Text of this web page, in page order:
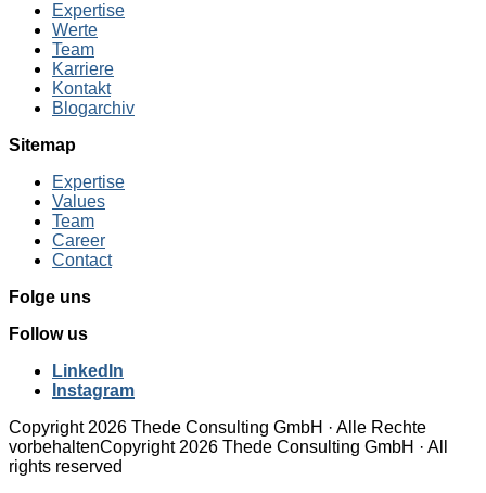
Expertise
Werte
Team
Karriere
Kontakt
Blogarchiv
Sitemap
Expertise
Values
Team
Career
Contact
Folge uns
Follow us
LinkedIn
Instagram
Copyright 2026 Thede Consulting GmbH · Alle Rechte
vorbehaltenCopyright 2026 Thede Consulting GmbH · All
rights reserved